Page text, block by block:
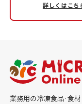
詳しくはこち
業務用の冷凍食品·食